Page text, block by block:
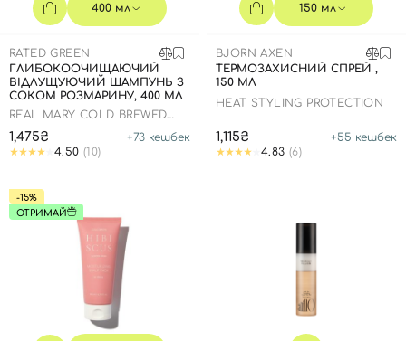
Креми для тіла з SPF
Мініатюри
Карбоксітерапія
Бʼюті гаджети
Автозасмага
Набори
Спеціальний догляд
Для дітей
Для чоловіків
Дезодоранти
Засоби для інтимної гігієни
Автозасмага для тіла
400 мл
RATED GREEN
ГЛИБОКООЧИЩАЮЧИЙ
ВІДЛУЩУЮЧИЙ ШАМПУНЬ З
СОКОМ РОЗМАРИНУ, 400 МЛ
REAL MARY COLD BREWED
SCALP SHAMPOO
1,475₴ +73 кешбек
4.50 (10)
150 мл
BJORN AXEN
ТЕРМОЗАХИСНИЙ СПРЕЙ ,
150 МЛ
HEAT STYLING PROTECTION
1,115₴ +55 кешбек
4.83 (6)
-15%
ОТРИМАЙ